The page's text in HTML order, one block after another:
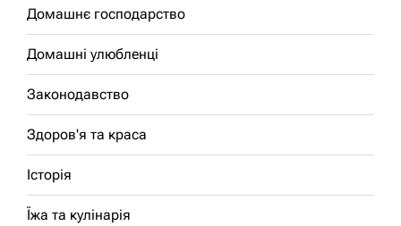
Домашнє господарство
Домашні улюбленці
Законодавство
Здоров'я та краса
Історія
Їжа та кулінарія